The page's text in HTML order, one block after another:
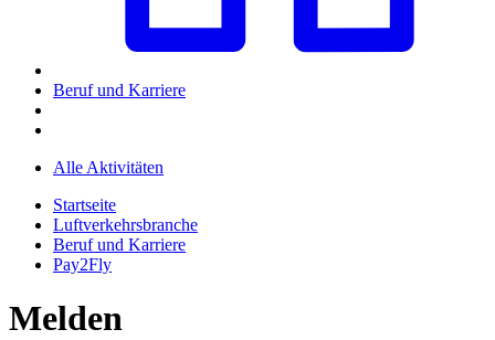
Beruf und Karriere
Alle Aktivitäten
Startseite
Luftverkehrsbranche
Beruf und Karriere
Pay2Fly
Melden